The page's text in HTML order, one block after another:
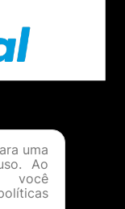
uma
Ao
você